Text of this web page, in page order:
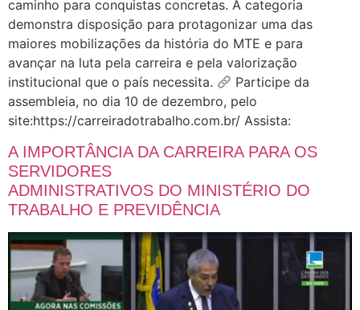
caminho para conquistas concretas. A categoria
demonstra disposição para protagonizar uma das
maiores mobilizações da história do MTE e para
avançar na luta pela carreira e pela valorização
institucional que o país necessita.
Participe da
assembleia, no dia 10 de dezembro, pelo
site:https://carreiradotrabalho.com.br/ Assista:
A IMPORTÂNCIA DA CARREIRA PARA OS
SERVIDORES
ADMINISTRATIVOS DO MINISTÉRIO DO
TRABALHO E PREVIDÊNCIA